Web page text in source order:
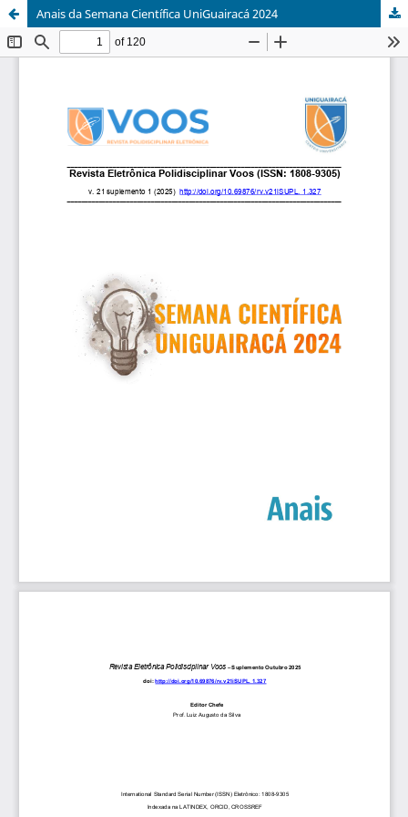
Anais da Semana Científica UniGuairacá 2024